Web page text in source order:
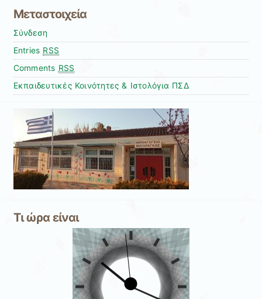
Μεταστοιχεία
Σύνδεση
Entries RSS
Comments RSS
Εκπαιδευτικές Κοινότητες & Ιστολόγια ΠΣΔ
Τι ώρα είναι